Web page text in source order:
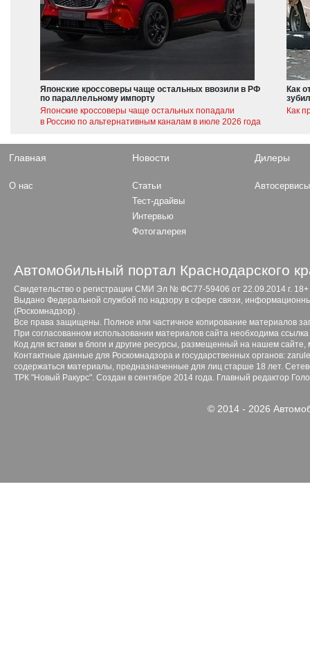
Японские кроссоверы чаще остальных ввозили в РФ
по параллельному импорту
Японские кроссоверы чаще остальных попадали
в Россию по альтернативным каналам в июле 2026 года
Как
Как
Главная
О нас
Новости
Статьи
Тест-драйвы
Интервью
Фотогалерея
Дилеры
Автосервисы
Автомобильный портал Краснодарского
Свидетельство о регистрации СМИ Эл № ФС77-59406 от 22.09.2014 г. 18+
Выдано Федеральной службой по надзору в сфере связи,
(Роскомнадзор) .
Все права защищены. Полное или частичное копирование материалов
При согласованном использовании материалов сайта необходима ссылка
Код для вставки в блоги и другие ресурсы, размещенный на нашем сайте,
Контактные данные для Роскомнадзора и государственных органов:
содержаться материалы, предназначенные для лиц старше 18 лет.
ТРК "Новый Ракурс". Создан в сентябре 2014 года. Главный редактор
© 2014 - 2026